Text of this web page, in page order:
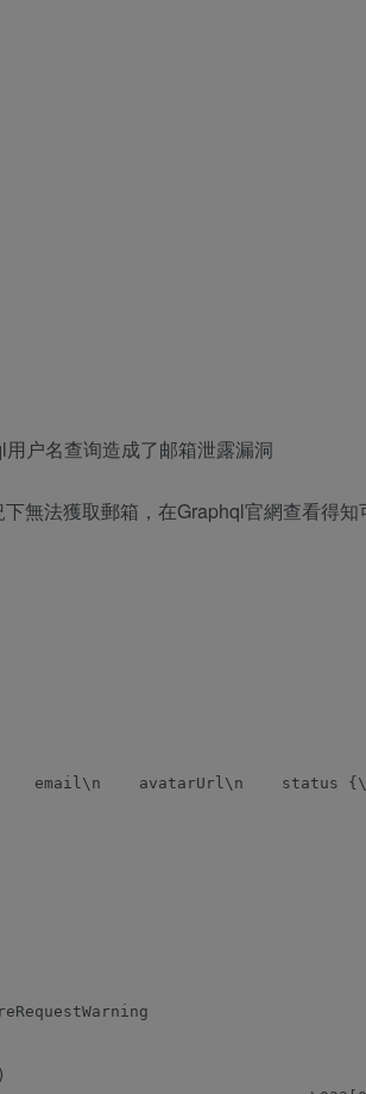
户名查询造成了邮箱泄露漏洞
無法獲取郵箱，在Graphql官網查看得知